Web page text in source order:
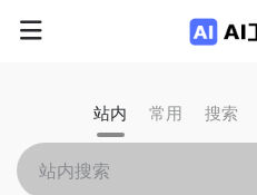
站内 常用 搜索